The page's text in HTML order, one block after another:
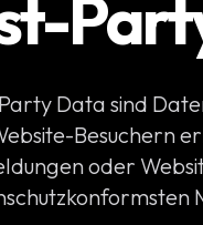
Data sind
Besuchern
oder